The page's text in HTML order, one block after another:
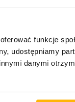
funkcje
udostępniamy
danymi